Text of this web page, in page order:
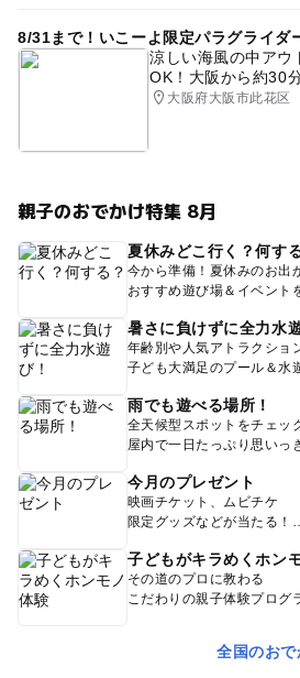
8/31まで！いこーよ限定パラグライダ
涼しい海風の中アウ
OK！大阪から約30分
大阪府大阪市此花区
親子のおでかけ特集 8月
夏休みどこ行く？何す
今から準備！夏休みのお出
おすすめ遊び場＆イベント
暑さに負けずに全力水
年齢別や人気アトラクショ
子ども大満足のプール＆水
雨でも遊べる場所！
全天候型スポットをチェッ
屋内で一日たっぷり思いっ
今月のプレゼント
映画チケット、ムビチケ
限定グッズなどが当たる！
子どもがキラめくホン
その道のプロに教わる
こだわりの親子体験プログ
全国のお